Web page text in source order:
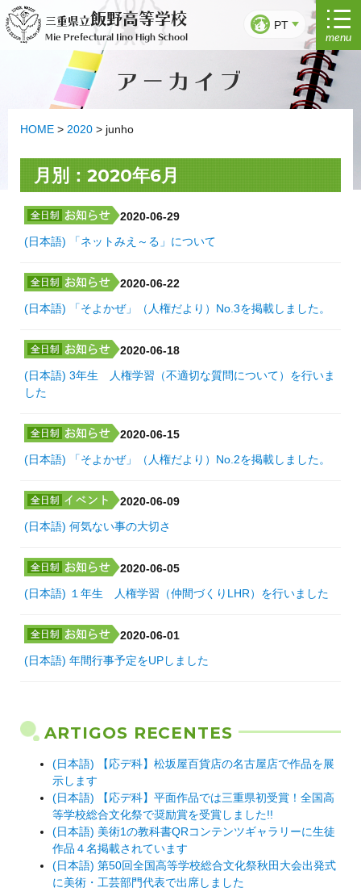
Saltar
para
三重県立飯野高等学校
Mie Prefectural Iino High School
PT
menu
アーカイブ
HOME > 2020 > junho
月別：2020年6月
2020-06-29
(日本語) 「ネットみえ～る」について
2020-06-22
(日本語) 「そよかぜ」（人権だより）No.3を掲載しました。
2020-06-18
(日本語) 3年生 人権学習（不適切な質問について）を行いま
した
2020-06-15
(日本語) 「そよかぜ」（人権だより）No.2を掲載しました。
2020-06-09
(日本語) 何気ない事の大切さ
2020-06-05
(日本語) １年生 人権学習（仲間づくりLHR）を行いました
2020-06-01
(日本語) 年間行事予定をUPしました
ARTIGOS RECENTES
(日本語) 【応デ科】松坂屋百貨店の名古屋店で作品を展
示します
(日本語) 【応デ科】平面作品では三重県初受賞！全国高
等学校総合文化祭で奨励賞を受賞しました!!
(日本語) 美術1の教科書QRコンテンツギャラリーに生徒
作品４名掲載されています
(日本語) 第50回全国高等学校総合文化祭秋田大会出発式
に美術・工芸部門代表で出席しました